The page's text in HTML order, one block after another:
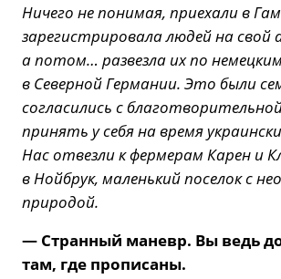
Ничего не понимая, приехали в
зарегистрировала людей на свой
а потом… развезла их по
в Северной Германии. Это были
согласились с
принять у себя на время
Нас отвезли к фермерам Карен и
в Нойбрук, маленький поселок с
природой.
— Странный маневр. Вы ведь
там, где прописаны.